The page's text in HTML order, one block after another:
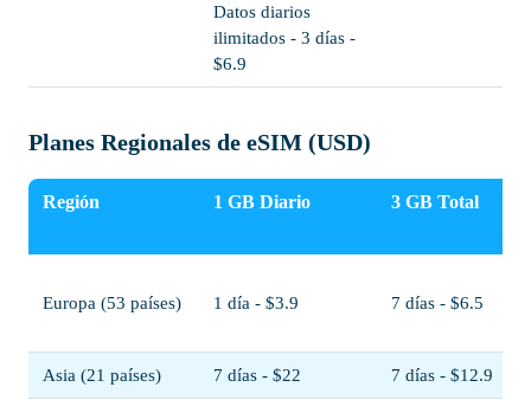
Datos diarios
ilimitados - 3 días -
$6.9
Planes Regionales de eSIM (USD)
Región 1 GB Diario 3 GB Total
Europa (53 países) 1 día - $3.9 7 días - $6.5
Asia (21 países) 7 días - $22 7 días - $12.9